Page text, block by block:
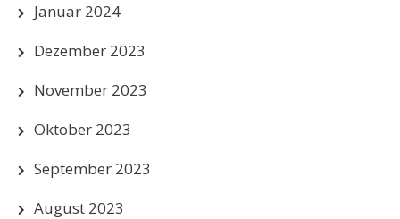
Januar 2024
Dezember 2023
November 2023
Oktober 2023
September 2023
August 2023